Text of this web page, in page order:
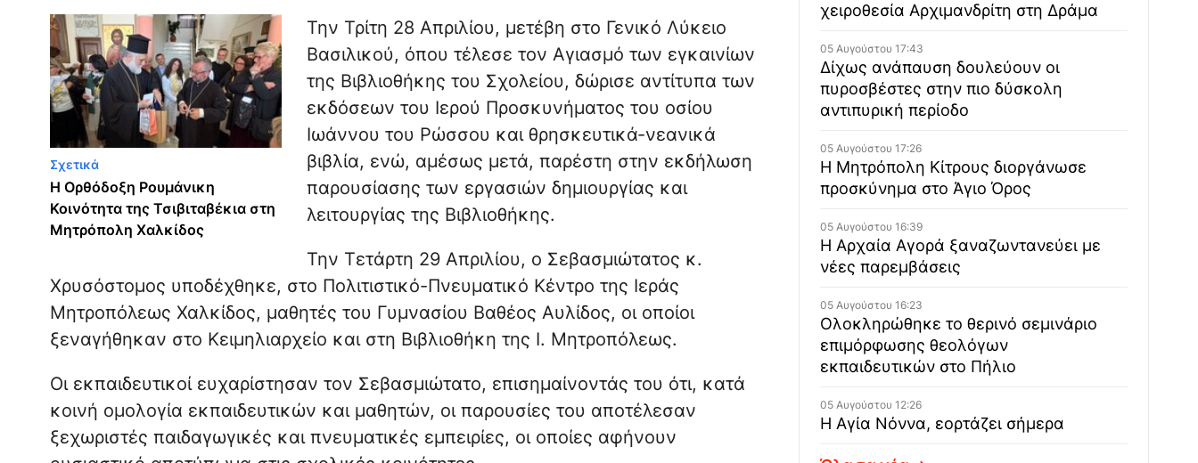
Σχετικά
Η Ορθόδοξη Ρουμάνικη
Κοινότητα της Τσιβιταβέκια στη
Μητρόπολη Χαλκίδος
Την Τρίτη 28 Απριλίου, μετέβη στο Γενικό Λύκειο
Βασιλικού, όπου τέλεσε τον Αγιασμό των εγκαινίων
της Βιβλιοθήκης του Σχολείου, δώρισε αντίτυπα των
εκδόσεων του Ιερού Προσκυνήματος του οσίου
Ιωάννου του Ρώσσου και θρησκευτικά-νεανικά
βιβλία, ενώ, αμέσως μετά, παρέστη στην εκδήλωση
παρουσίασης των εργασιών δημιουργίας και
λειτουργίας της Βιβλιοθήκης.
Την Τετάρτη 29 Απριλίου, ο Σεβασμιώτατος κ.
Χρυσόστομος υποδέχθηκε, στο Πολιτιστικό-Πνευματικό Κέντρο της Ιεράς
Μητροπόλεως Χαλκίδος, μαθητές του Γυμνασίου Βαθέος Αυλίδος, οι οποίοι
ξεναγήθηκαν στο Κειμηλιαρχείο και στη Βιβλιοθήκη της Ι. Μητροπόλεως.
Οι εκπαιδευτικοί ευχαρίστησαν τον Σεβασμιώτατο, επισημαίνοντάς του ότι, κατά
κοινή ομολογία εκπαιδευτικών και μαθητών, οι παρουσίες του αποτέλεσαν
ξεχωριστές παιδαγωγικές και πνευματικές εμπειρίες, οι οποίες αφήνουν
χειροθεσία Αρχιμανδρίτη στη Δράμα
05 Αυγούστου 17:43
Δίχως ανάπαυση δουλεύουν οι
πυροσβέστες στην πιο δύσκολη
αντιπυρική περίοδο
05 Αυγούστου 17:26
Η Μητρόπολη Κίτρους διοργάνωσε
προσκύνημα στο Άγιο Όρος
05 Αυγούστου 16:39
Η Αρχαία Αγορά ξαναζωντανεύει με
νέες παρεμβάσεις
05 Αυγούστου 16:23
Ολοκληρώθηκε το θερινό σεμινάριο
επιμόρφωσης θεολόγων
εκπαιδευτικών στο Πήλιο
05 Αυγούστου 12:26
Η Αγία Νόννα, εορτάζει σήμερα